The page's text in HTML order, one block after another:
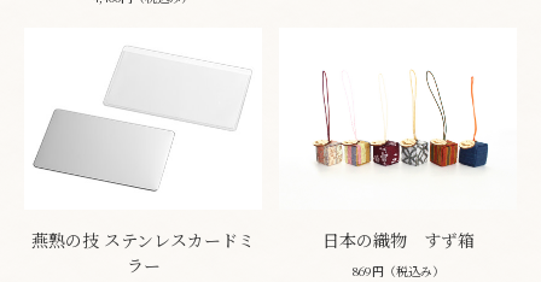
燕熟の技 ステンレスカードミ
ラー
日本の織物 すず箱
869円（税込み）